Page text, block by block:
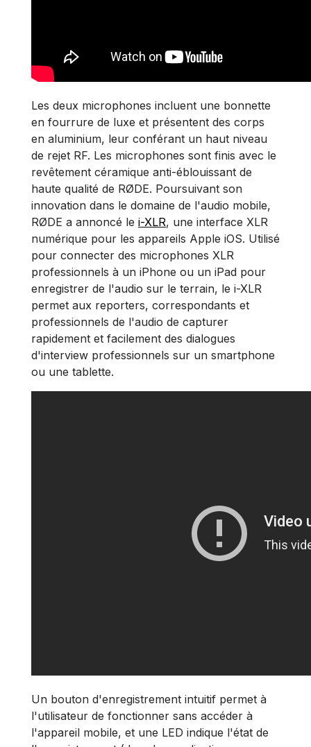
Les deux microphones incluent une bonnette
en fourrure de luxe et présentent des corps
en aluminium, leur conférant un haut niveau
de rejet RF. Les microphones sont finis avec le
revêtement céramique anti-éblouissant de
haute qualité de RØDE. Poursuivant son
innovation dans le domaine de l'audio mobile,
RØDE a annoncé le i-XLR, une interface XLR
numérique pour les appareils Apple iOS. Utilisé
pour connecter des microphones XLR
professionnels à un iPhone ou un iPad pour
enregistrer de l'audio sur le terrain, le i-XLR
permet aux reporters, correspondants et
professionnels de l'audio de capturer
rapidement et facilement des dialogues
d'interview professionnels sur un smartphone
ou une tablette.
Un bouton d'enregistrement intuitif permet à
l'utilisateur de fonctionner sans accéder à
l'appareil mobile, et une LED indique l'état de